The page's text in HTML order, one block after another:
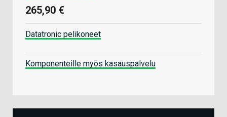
265,90 €
Datatronic pelikoneet
Komponenteille myös kasauspalvelu